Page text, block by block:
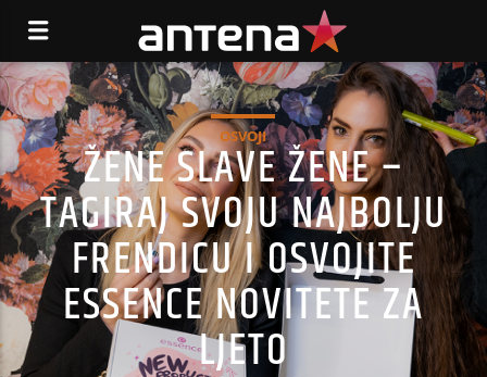
OSVOJI
ŽENE SLAVE ŽENE –
TAGIRAJ SVOJU NAJBOLJU
FRENDICU I OSVOJITE
ESSENCE NOVITETE ZA
LJETO